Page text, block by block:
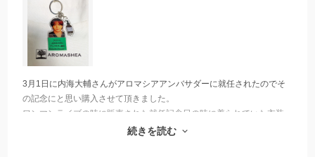
3月1日に内海大輔さんがアロマシアアンバサダーに就任されたのでそ
の記念にと思い購入させて頂きました。
ワンマンライブの時に販売された就任記念日の時に着られていた衣装
のアクキーにこのチャームを付けてアロマシアのトートバッグにつけ
続きを読む